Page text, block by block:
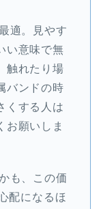
適。見やす
い意味で無
触れたり場
バンドの時
くする人は
お願いしま
も、この価
配になるほ